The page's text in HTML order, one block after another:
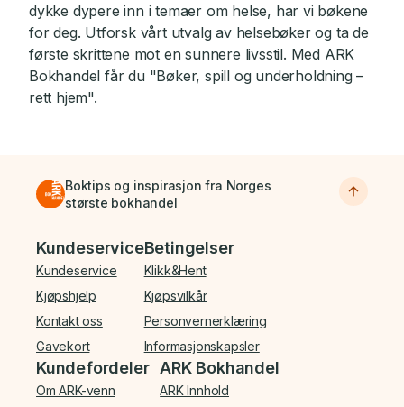
dykke dypere inn i temaer om helse, har vi bøkene
for deg. Utforsk vårt utvalg av helsebøker og ta de
første skrittene mot en sunnere livsstil. Med ARK
Bokhandel får du "Bøker, spill og underholdning –
rett hjem".
Boktips og inspirasjon fra Norges
største bokhandel
Bunnmeny
Kundeservice
Kundeservice
Kjøpshjelp
Kontakt oss
Gavekort
Betingelser
Klikk&Hent
Kjøpsvilkår
Personvernerklæring
Informasjonskapsler
Kundefordeler
Om ARK-venn
ARK Bokhandel
ARK Innhold